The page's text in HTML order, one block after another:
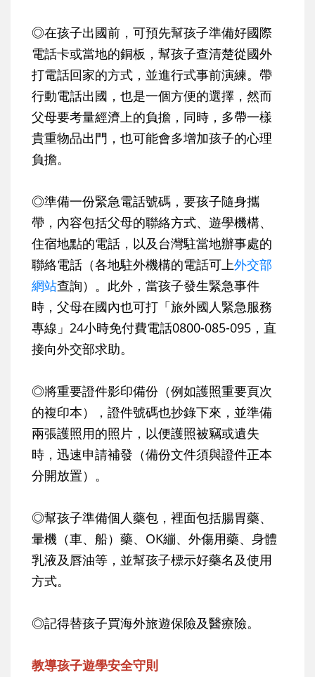
◎在孩子出國前，可預先幫孩子準備好國際
電話卡或當地的銅板，幫孩子查清楚從國外
打電話回家的方式，並進行式事前演練。帶
行動電話出國，也是一個方便的選擇，然而
父母要考量經濟上的負擔，同時，多帶一樣
貴重物品出門，也可能會多增加孩子的心理
負擔。
◎準備一份緊急電話號碼，要孩子隨身攜
帶，內容包括父母的聯絡方式、遊學機構、
住宿地點的電話，以及台灣駐當地辦事處的
聯絡電話（各地駐外機構的電話可上外交部
網站查詢）。此外，當孩子發生緊急事件
時，父母在國內也可打「旅外國人緊急服務
專線」24小時免付費電話0800-085-095，直
接向外交部求助。
◎將重要證件影印備份（例如護照重要頁次
的複印本），證件號碼也抄錄下來，並準備
兩張護照用的照片，以便護照被竊或遺失
時，迅速申請補發（備份文件須與證件正本
分開放置）。
◎幫孩子準備個人藥包，裡面包括腸胃藥、
暈機（車、船）藥、OK繃、外傷用藥、身體
乳液及唇油等，並幫孩子標示好藥名及使用
方式。
◎記得替孩子買海外旅遊保險及醫療險。
教導孩子遊學安全守則